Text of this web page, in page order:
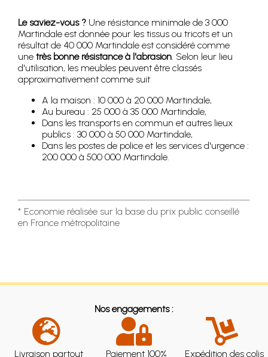
Le saviez-vous ? Une résistance minimale de 3 000
Martindale est donnée pour les tissus ou tricots et un
résultat de 40 000 Martindale est considéré comme
une très bonne résistance à l'abrasion . Selon leur lieu
d'utilisation, les meubles peuvent être classés
approximativement comme suit
A la maison : 10 000 à 20 000 Martindale,
Au bureau : 25 000 à 35 000 Martindale,
Dans les transports en commun et autres lieux
publics : 30 000 à 50 000 Martindale,
Dans les postes de police et les services d'urgence :
200 000 à 500 000 Martindale.
* Economie réalisée sur la base du prix public conseillé
en France métropolitaine
Nos engagements :
Livraison partout
Paiement 100%
Expédition des colis